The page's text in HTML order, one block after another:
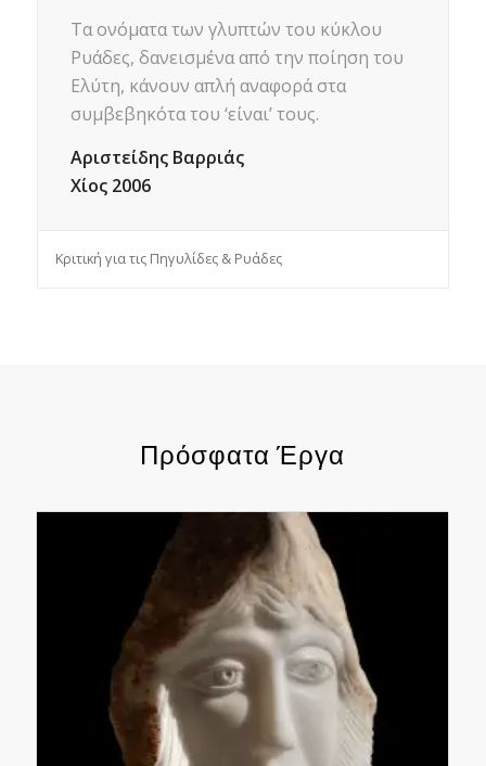
Τα ονόματα των γλυπτών του κύκλου
Ρυάδες, δανεισμένα από την ποίηση του
Ελύτη, κάνουν απλή αναφορά στα
συμβεβηκότα του ‘είναι’ τους.
Αριστείδης Βαρριάς
Χίος 2006
Κριτική για τις Πηγυλίδες & Ρυάδες
Πρόσφατα Έργα